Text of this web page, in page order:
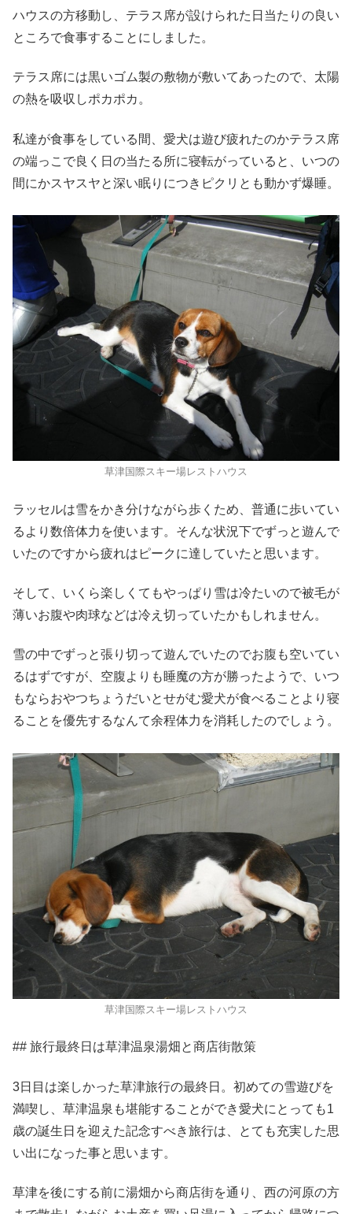
ハウスの方移動し、テラス席が設けられた日当たりの良い
ところで食事することにしました。
テラス席には黒いゴム製の敷物が敷いてあったので、太陽
の熱を吸収しポカポカ。
私達が食事をしている間、愛犬は遊び疲れたのかテラス席
の端っこで良く日の当たる所に寝転がっていると、いつの
間にかスヤスヤと深い眠りにつきピクリとも動かず爆睡。
草津国際スキー場レストハウス
ラッセルは雪をかき分けながら歩くため、普通に歩いてい
るより数倍体力を使います。そんな状況下でずっと遊んで
いたのですから疲れはピークに達していたと思います。
そして、いくら楽しくてもやっぱり雪は冷たいので被毛が
薄いお腹や肉球などは冷え切っていたかもしれません。
雪の中でずっと張り切って遊んでいたのでお腹も空いてい
るはずですが、空腹よりも睡魔の方が勝ったようで、いつ
もならおやつちょうだいとせがむ愛犬が食べることより寝
ることを優先するなんて余程体力を消耗したのでしょう。
草津国際スキー場レストハウス
## 旅行最終日は草津温泉湯畑と商店街散策
3日目は楽しかった草津旅行の最終日。初めての雪遊びを
満喫し、草津温泉も堪能することができ愛犬にとっても1
歳の誕生日を迎えた記念すべき旅行は、とても充実した思
い出になった事と思います。
草津を後にする前に湯畑から商店街を通り、西の河原の方